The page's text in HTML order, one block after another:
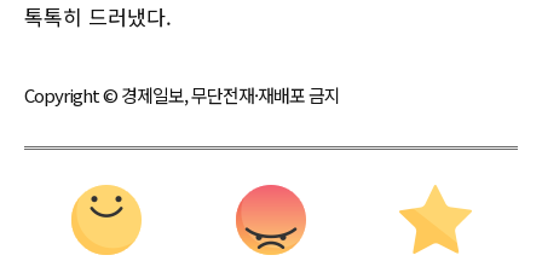
톡톡히 드러냈다.
Copyright © 경제일보, 무단전재·재배포 금지